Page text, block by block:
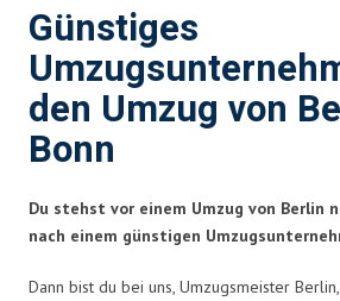
Günstiges
den Umzug von
Bonn
Du stehst vor einem Umzug von Berlin
nach einem günstigen
Dann bist du bei uns, Umzugsmeister